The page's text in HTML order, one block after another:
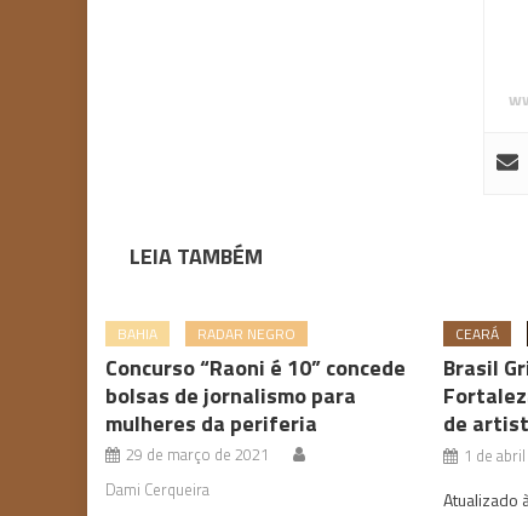
LEIA TAMBÉM
BAHIA RADAR NEGRO
Concurso “Raoni é 10” concede
bolsas de jornalismo para
mulheres da periferia
29 de março de 2021
Dami Cerqueira
CEARÁ
Brasil
de
1 de
Atualizado